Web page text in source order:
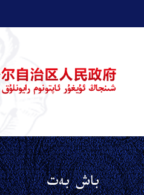
باش بەت